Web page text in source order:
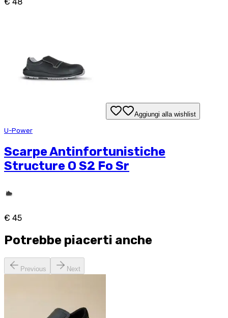
€ 48
Aggiungi alla wishlist
U-Power
Scarpe Antinfortunistiche
Structure O S2 Fo Sr
€ 45
Potrebbe piacerti anche
Previous Next